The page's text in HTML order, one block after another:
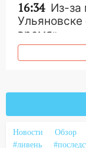
16:34 Из-за
время»
16:17
В
тысяч
Новости Обзор
#ливень